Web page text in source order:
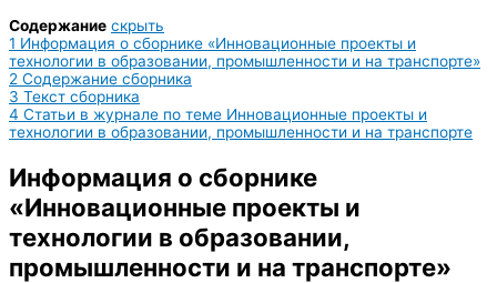
Содержание скрыть
1 Информация о сборнике «Инновационные проекты и
технологии в образовании, промышленности и на транспорте»
2 Содержание сборника
3 Текст сборника
4 Статьи в журнале по теме Инновационные проекты и
технологии в образовании, промышленности и на транспорте
Информация о сборнике
«Инновационные проекты и
технологии в образовании,
промышленности и на транспорте»